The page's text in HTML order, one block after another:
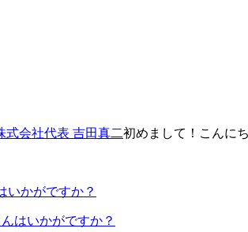
式会社代表 吉田真二初めまして！こんに
はいかがですか？